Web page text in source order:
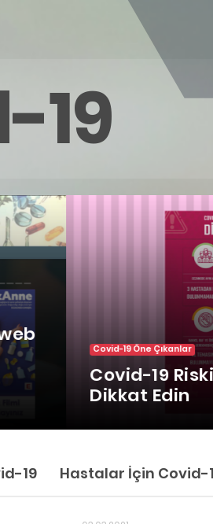
19
Covid-19 Öne Çıkanlar
Covid-19
Dikkat Edin
19 Hastalar İçin Covid-